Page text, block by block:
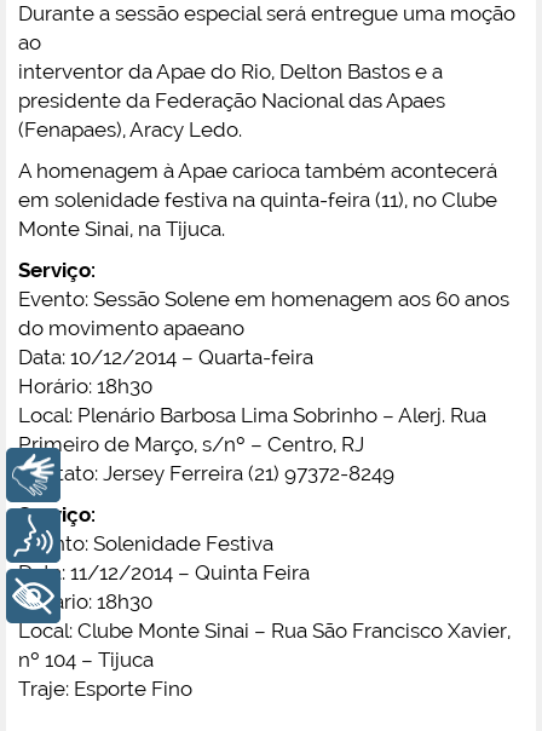
Durante a sessão especial será entregue uma moção
ao
interventor da Apae do Rio, Delton Bastos e a
presidente da Federação Nacional das Apaes
(Fenapaes), Aracy Ledo.
A homenagem à Apae carioca também acontecerá
em solenidade festiva na quinta-feira (11), no Clube
Monte Sinai, na Tijuca.
Serviço:
Evento: Sessão Solene em homenagem aos 60 anos
do movimento apaeano
Data: 10/12/2014 – Quarta-feira
Horário: 18h30
Local: Plenário Barbosa Lima Sobrinho – Alerj. Rua
Primeiro de Março, s/nº – Centro, RJ
Contato: Jersey Ferreira (21) 97372-8249
Serviço:
Evento: Solenidade Festiva
Data: 11/12/2014 – Quinta Feira
Horário: 18h30
Local: Clube Monte Sinai – Rua São Francisco Xavier,
nº 104 – Tijuca
Traje: Esporte Fino
Libras
Voz
+ Acessibilidade